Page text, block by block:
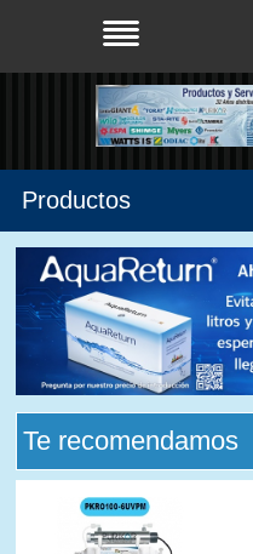
Productos
Te recomendamos